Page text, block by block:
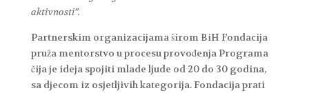
aktivnosti”.
Partnerskim organizacijama širom BiH Fondacija
pruža mentorstvo u procesu provođenja Programa
čija je ideja spojiti mlade ljude od 20 do 30 godina,
sa djecom iz osjetljivih kategorija. Fondacija prati